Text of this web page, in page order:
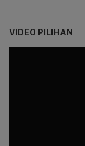
VIDEO PILIHAN